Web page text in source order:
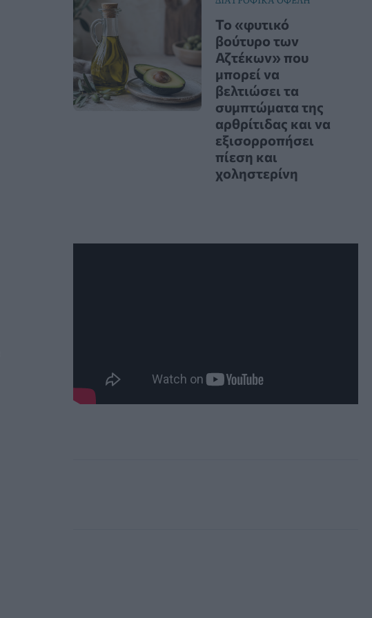
Το «φυτικό
βούτυρο των
Αζτέκων» που
μπορεί να
βελτιώσει τα
συμπτώματα της
αρθρίτιδας και να
εξισορροπήσει
πίεση και
χοληστερίνη